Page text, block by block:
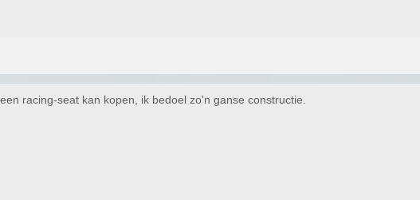
racing-seat kan kopen, ik bedoel zo'n ganse constructie.